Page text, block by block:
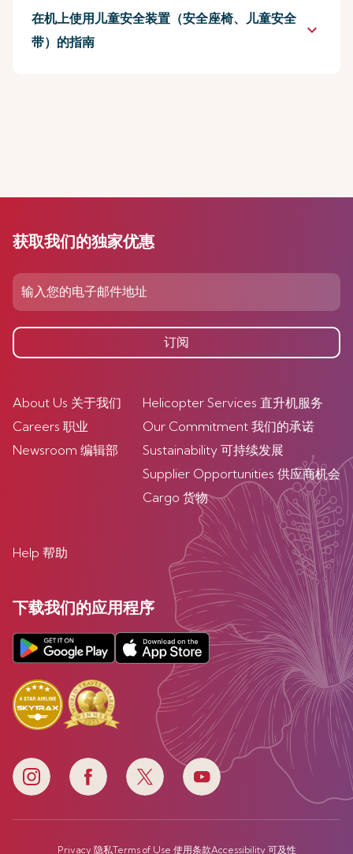
在机上使用儿童安全装置（安全座椅、儿童安全
带）的指南
keyboard_arrow_down
获取我们的独家优惠
订阅
About Us 关于我们
Careers 职业
Newsroom 编辑部
Helicopter Services 直升机服务
Our Commitment 我们的承诺
Sustainability 可持续发展
Supplier Opportunities 供应商机会
Cargo 货物
Help 帮助
下载我们的应用程序
Privacy 隐私Terms of Use 使用条款Accessibility 可及性